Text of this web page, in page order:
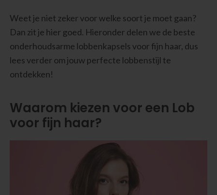
Weet je niet zeker voor welke soort je moet gaan?
Dan zit je hier goed. Hieronder delen we de beste
onderhoudsarme lobbenkapsels voor fijn haar, dus
lees verder om jouw perfecte lobbenstijl te
ontdekken!
Waarom kiezen voor een Lob
voor fijn haar?